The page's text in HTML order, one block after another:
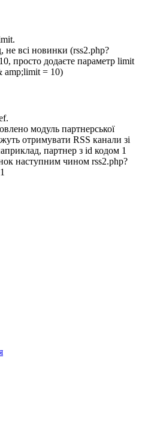
всі новинки (rss2.php?
просто додаєте параметр limit
amp;limit = 10)
модуль партнерської
отримувати RSS канали зі
партнер з id кодом 1
наступним чином rss2.php?